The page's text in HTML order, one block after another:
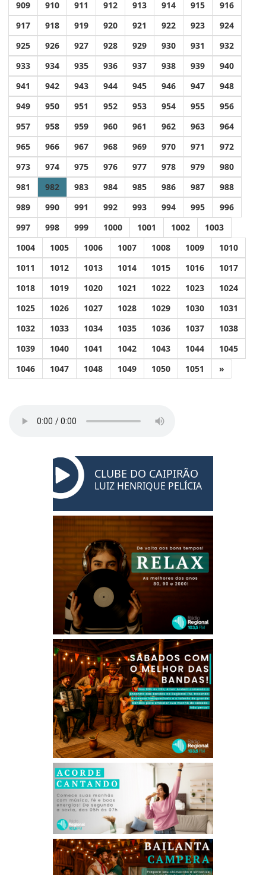
909 910 911 912 913 914 915
916
917
918 919 920 921 922 923
924
925
926 927 928 929 930 931
932
933
934 935 936 937 938 939
940
941
942 943 944 945 946 947
948
949
950 951 952 953 954 955
956
957
958 959 960 961 962 963
964
965
966 967 968 969 970 971
972
973
974 975 976 977 978 979
980
981
982 983 984 985 986 987
988
989
990 991 992 993 994 995
996
997
998 999 1000 1001 1002
1003
1004
1005 1006 1007 1008 1009
1010
1011
1012 1013 1014 1015 1016
1017
1018
1019 1020 1021 1022 1023
1024
1025
1026 1027 1028 1029 1030
1031
1032
1033 1034 1035 1036 1037
1038
1039
1040 1041 1042 1043 1044
1045
1046
1047 1048 1049 1050 1051 »
CLUBE DO CAIPIRÃO
LUIZ HENRIQUE PELÍCIA